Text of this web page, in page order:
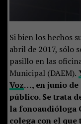
Si bien los hechos
abril de 2017, sólo
pasillo en las
Municipal (DAEM).
Voz…, en junio de
público. Se trata
la fonoaudióloga
colega con el que